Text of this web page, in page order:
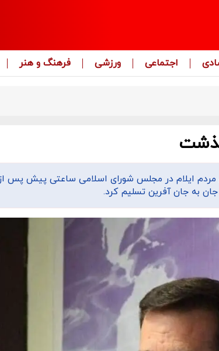
اجتماعی ورزشی فرهنگ و هنر
مردم ایلام در مجلس شورای اسلامی ساعتی پیش پس
به جان آفرین تسلیم کرد.